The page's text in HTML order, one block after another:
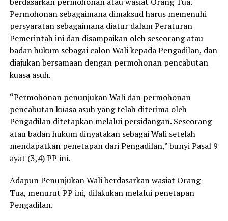
Permohonan sebagaimana dimaksud harus memenuhi
persyaratan sebagaimana diatur dalam Peraturan
Pemerintah ini dan disampaikan oleh seseorang atau
badan hukum sebagai calon Wali kepada Pengadilan, dan
diajukan bersamaan dengan permohonan pencabutan
kuasa asuh.
“Permohonan penunjukan Wali dan permohonan
pencabutan kuasa asuh yang telah diterima oleh
Pengadilan ditetapkan melalui persidangan. Seseorang
atau badan hukum dinyatakan sebagai Wali setelah
mendapatkan penetapan dari Pengadilan,” bunyi Pasal 9
ayat (3,4) PP ini.
Adapun Penunjukan Wali berdasarkan wasiat Orang
Tua, menurut PP ini, dilakukan melalui penetapan
Pengadilan.